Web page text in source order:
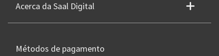
Acerca da Saal Digital
Métodos de pagamento